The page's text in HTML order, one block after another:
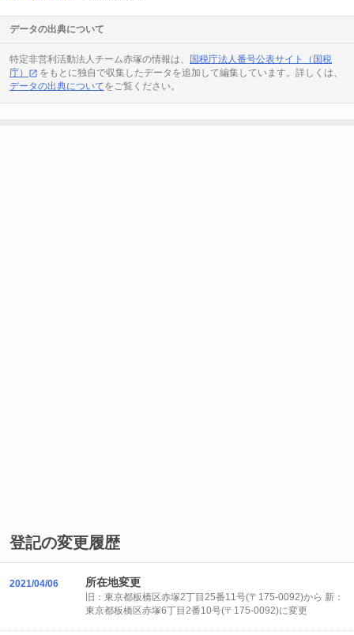
データの出典について
特定非営利活動法人チーム赤塚の情報は、
国税庁法人番号公表サイト（国税
庁）
をもとに独自で収集したデータを追加して編集しています。詳しくは、
データの出典についてをご覧ください。
登記の変更履歴
2021/04/06 所在地変更
旧：東京都板橋区赤塚2丁目25番11号(〒175-0092)から 新：
東京都板橋区赤塚6丁目2番10号(〒175-0092)に変更